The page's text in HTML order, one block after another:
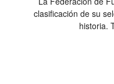
clasificación de su
historia.